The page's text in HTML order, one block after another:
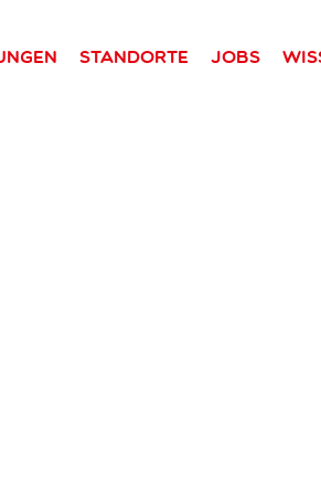
Standorte Jobs